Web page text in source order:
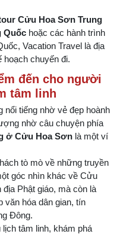
Cửu Hoa Sơn Trung
Quốc hoặc các hành trình
Vacation Travel là địa
hoạch chuyến đi.
đến cho người
tâm linh
nổi tiếng nhờ vẻ đẹp hoành
nhờ câu chuyện phía
ở Cửu Hoa Sơn là một ví
tò mò về những truyền
góc nhìn khác về Cửu
Phật giáo, mà còn là
văn hóa dân gian, tín
Đông.
tâm linh, khám phá